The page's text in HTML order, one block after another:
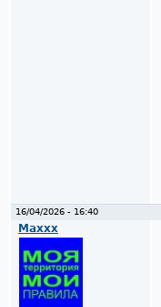
16/04/2026 - 16:40
Maxxx